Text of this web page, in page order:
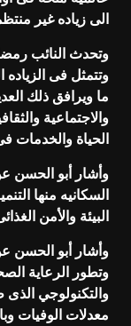
الى زياده غير
وتحدث النائب
وتتمثل فى
ما ويرافق ذلك
والاجتماعية
الحياة والخدمات
وأشار أبو الحسن عن
السكانيه منها
البيئة والأمن
وأشار أبو الحسن
وتطور الرعاية
والتكنولوجي
معدلات الوفيات